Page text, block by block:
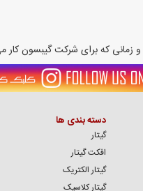
دسته بندی ها
گیتار
افکت گیتار
گیتار الکتریک
گیتار کلاسیک